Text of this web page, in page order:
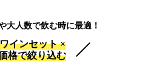
大人数で飲む時に最適！
インセット ×
格で絞り込む